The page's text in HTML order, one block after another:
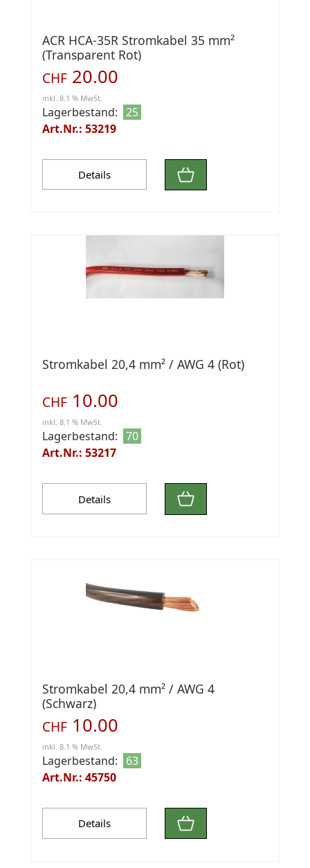
ACR HCA-35R Stromkabel 35 mm²
(Transparent Rot)
CHF 20.00
inkl. 8.1 % MwSt.
Lagerbestand: 25
Art.Nr.: 53219
Details
Stromkabel 20,4 mm² / AWG 4 (Rot)
CHF 10.00
inkl. 8.1 % MwSt.
Lagerbestand: 70
Art.Nr.: 53217
Details
Stromkabel 20,4 mm² / AWG 4
(Schwarz)
CHF 10.00
inkl. 8.1 % MwSt.
Lagerbestand:
63
Art.Nr.: 45750
Details